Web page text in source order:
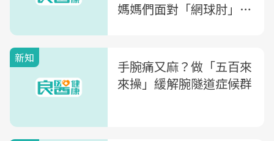
媽媽們面對「網球肘」的
新知
手腕痛又麻？做「五百來
來操」緩解腕隧道症候群